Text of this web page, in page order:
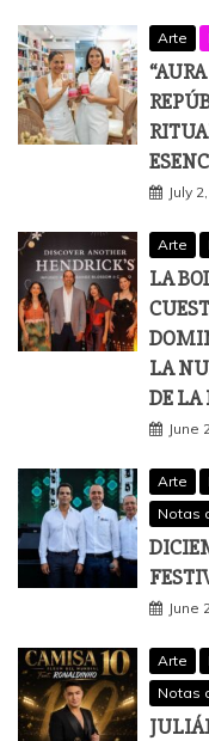
Arte
July
Arte
LA
LA
DE LA
June
Arte
Notas
June
Arte
Notas